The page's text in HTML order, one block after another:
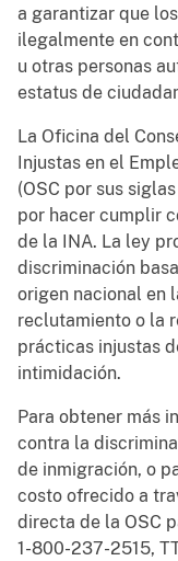
a garantizar que
ilegalmente en
u otras personas
estatus de
La Oficina del
Injustas en el
(OSC por sus
por hacer cumplir
de la INA. La ley
discriminación
origen nacional en
reclutamiento o la
prácticas injustas
intimidación.
Para obtener más
contra la
de inmigración, o
costo ofrecido a
directa de la OSC
1-800-237-2515,